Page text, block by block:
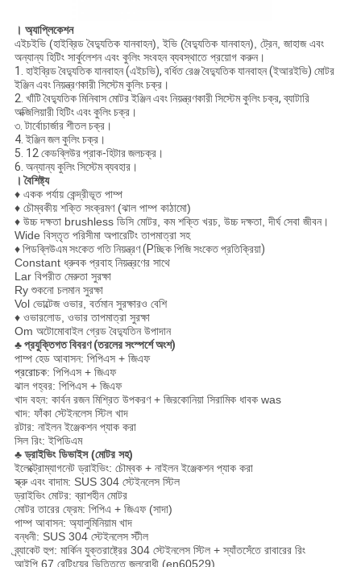
। অ্যাপ্লিকেশন
এইচইভি (হাইব্রিড বৈদ্যুতিক যানবাহন), ইভি (বৈদ্যুতিক যানবাহন), ট্রেন, জাহাজ এবং
অন্যান্য হিটিং সার্কুলেশন এবং কুলিং সংবহন ব্যবস্থাতে প্রয়োগ করুন।
1. হাইব্রিড বৈদ্যুতিক যানবাহন (এইচভি), বর্ধিত রেঞ্জ বৈদ্যুতিক যানবাহন (ইআরইভি) মোটর
ইঞ্জিন এবং নিয়ন্ত্রণকারী সিস্টেম কুলিং চক্র।
2. খাঁটি বৈদ্যুতিক মিনিবাস মোটর ইঞ্জিন এবং নিয়ন্ত্রণকারী সিস্টেম কুলিং চক্র, ব্যাটারি
অক্জিলিয়ারী হিটিং এবং কুলিং চক্র।
৩. টার্বোচার্জার শীতল চক্র।
4. ইঞ্জিন জল কুলিং চক্র।
5. 12 কেডব্লিউর প্রাক-হিটার জলচক্র।
6. অন্যান্য কুলিং সিস্টেম ব্যবহার।
। বৈশিষ্ট্য
♦ একক পর্যায় কেন্দ্রীভূত পাম্প
♦ চৌম্বকীয় শক্তি সংক্রমণ (ঝাল পাম্প কাঠামো)
♦ উচ্চ দক্ষতা brushless ডিসি মোটর, কম শক্তি খরচ, উচ্চ দক্ষতা, দীর্ঘ সেবা জীবন।
Wide বিস্তৃত পরিসীমা অপারেটিং তাপমাত্রা সহ
♦ পিডব্লিউএম সংকেত গতি নিয়ন্ত্রণ (Pচ্ছিক পিজি সংকেত প্রতিক্রিয়া)
Constant ধ্রুবক প্রবাহ নিয়ন্ত্রণের সাথে
Lar বিপরীত মেরুতা সুরক্ষা
Ry শুকনো চলমান সুরক্ষা
Vol ভোল্টেজ ওভার, বর্তমান সুরক্ষারও বেশি
♦ ওভারলোড, ওভার তাপমাত্রা সুরক্ষা
Om অটোমোবাইল গ্রেড বৈদ্যুতিন উপাদান
♣ প্রযুক্তিগত বিবরণ (তরলের সংস্পর্শে অংশ)
পাম্প হেড আবাসন: পিপিএস + জিএফ
প্ররোচক: পিপিএস + জিএফ
ঝাল গহ্বর: পিপিএস + জিএফ
খাদ বহন: কার্বন রজন মিশ্রিত উপকরণ + জিরকোনিয়া সিরামিক ধাবক was
খাদ: ফাঁকা স্টেইনলেস স্টিল খাদ
রটার: নাইলন ইঞ্জেকশন প্যাক করা
সিল রিং: ইপিডিএম
♣ ড্রাইভিং ডিভাইস (মোটর সহ)
ইলেক্ট্রোম্যাগনেট ড্রাইভিং: চৌম্বক + নাইলন ইঞ্জেকশন প্যাক করা
স্ক্রু এবং বাদাম: SUS 304 স্টেইনলেস স্টিল
ড্রাইভিং মোটর: ব্রাশহীন মোটর
মোটর তারের ফ্রেম: পিপিএ + জিএফ (সাদা)
পাম্প আবাসন: অ্যালুমিনিয়াম খাদ
বন্ধনী: SUS 304 স্টেইনলেস স্টীল
ব্র্যাকেট হুপ: মার্কিন যুক্তরাষ্ট্রের 304 স্টেইনলেস স্টিল + স্যাঁতসেঁতে রাবারের রিং
আইপি 67 রেটিংয়ের ভিত্তিতে জলরোধী (en60529)